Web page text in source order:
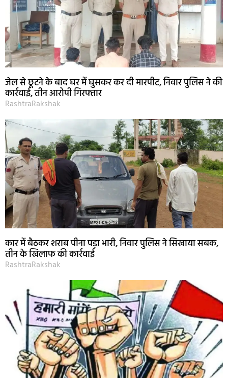
जेल से छूटने के बाद घर में घुसकर कर दी मारपीट, निवार पुलिस ने की
कार्रवाई, तीन आरोपी गिरफ्तार
RashtraRakshak
कार में बैठकर शराब पीना पड़ा भारी, निवार पुलिस ने सिखाया सबक,
तीन के खिलाफ की कार्रवाई
RashtraRakshak